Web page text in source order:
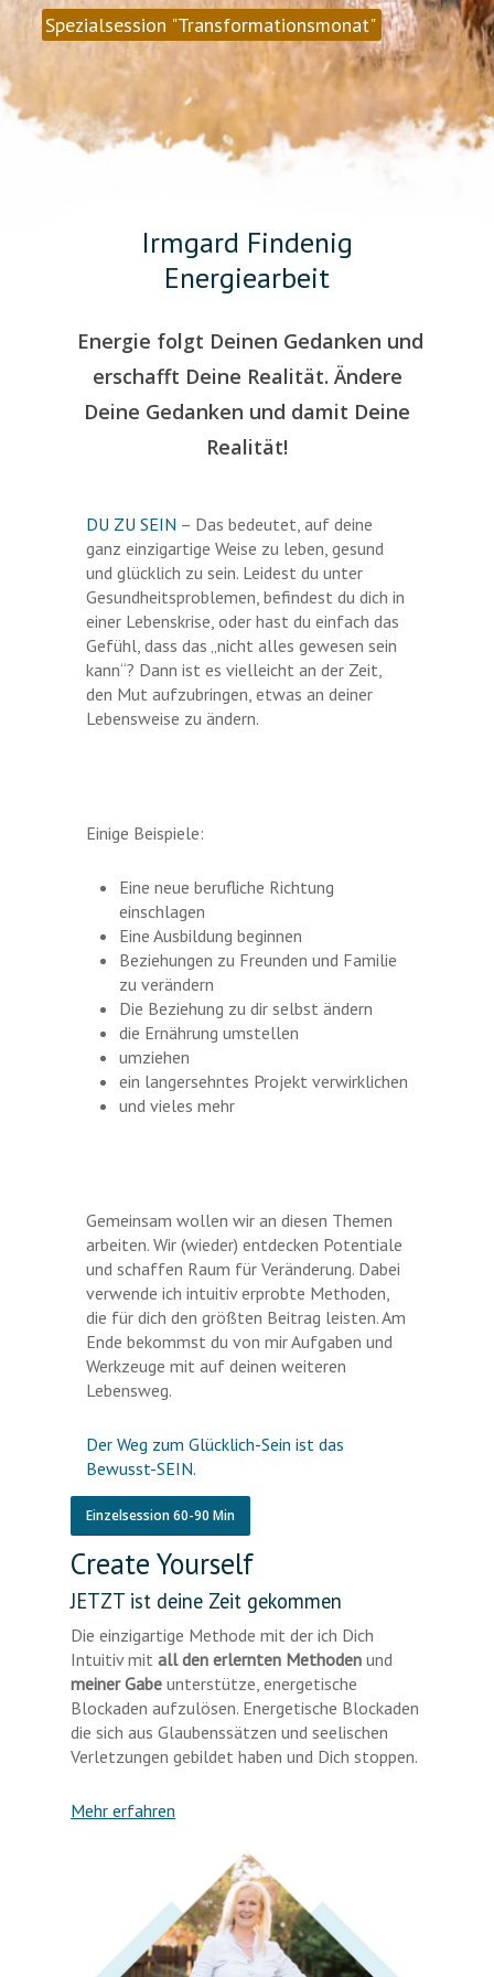
Spezialsession "Transformationsmonat"
Irmgard Findenig
Energiearbeit
Energie folgt Deinen Gedanken und
erschafft Deine Realität. Ändere
Deine Gedanken und damit Deine
Realität!
DU ZU SEIN – Das bedeutet, auf deine
ganz einzigartige Weise zu leben, gesund
und glücklich zu sein. Leidest du unter
Gesundheitsproblemen, befindest du dich in
einer Lebenskrise, oder hast du einfach das
Gefühl, dass das „nicht alles gewesen sein
kann“? Dann ist es vielleicht an der Zeit,
den Mut aufzubringen, etwas an deiner
Lebensweise zu ändern.
Einige Beispiele:
Eine neue berufliche Richtung
einschlagen
Eine Ausbildung beginnen
Beziehungen zu Freunden und Familie
zu verändern
Die Beziehung zu dir selbst ändern
die Ernährung umstellen
umziehen
ein langersehntes Projekt verwirklichen
und vieles mehr
Gemeinsam wollen wir an diesen Themen
arbeiten. Wir (wieder) entdecken Potentiale
und schaffen Raum für Veränderung. Dabei
verwende ich intuitiv erprobte Methoden,
die für dich den größten Beitrag leisten. Am
Ende bekommst du von mir Aufgaben und
Werkzeuge mit auf deinen weiteren
Lebensweg.
Der Weg zum Glücklich-Sein ist das
Bewusst-SEIN.
Einzelsession 60-90 Min
Create Yourself
JETZT ist deine Zeit gekommen
Die einzigartige Methode mit der ich Dich
Intuitiv mitall den erlernten Methoden und
meiner Gabe unterstütze, energetische
Blockaden aufzulösen. Energetische Blockaden
die sich aus Glaubenssätzen und seelischen
Verletzungen gebildet haben und Dich stoppen.
Mehr erfahren